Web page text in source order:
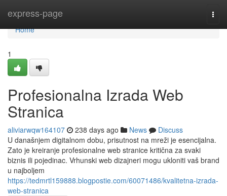
express-page
Home
Home
1
Profesionalna Izrada Web
Stranica
aliviarwqw164107 238 days ago News
Discuss
U današnjem digitalnom dobu, prisutnost na mreži je esencijalna.
Zato je kreiranje profesionalne web stranice kritična za svaki
biznis ili pojedinac. Vrhunski web dizajneri mogu ukloniti vaš brand
u najboljem
https://tedmrtl159888.blogpostie.com/60071486/kvalitetna-izrada-
web-stranica